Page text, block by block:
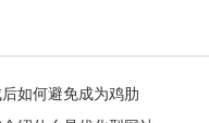
如何避免成为鸡肋